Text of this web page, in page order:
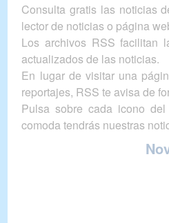
Consulta gratis las noticias
lector de noticias o página
Los archivos RSS facilitan
actualizados de las noticias.
En lugar de visitar una
reportajes, RSS te avisa de
Pulsa sobre cada icono
comoda tendrás nuestras